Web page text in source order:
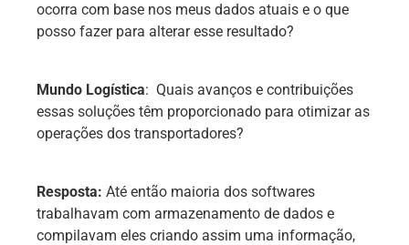
ocorra com base nos meus dados atuais e o que
posso fazer para alterar esse resultado?
Mundo Logística: Quais avanços e contribuições
essas soluções têm proporcionado para otimizar as
operações dos transportadores?
Resposta: Até então maioria dos softwares
trabalhavam com armazenamento de dados e
compilavam eles criando assim uma informação,